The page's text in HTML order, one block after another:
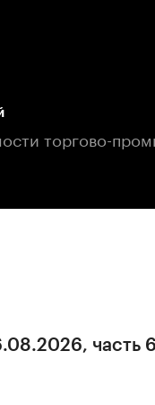
торгово-
часть